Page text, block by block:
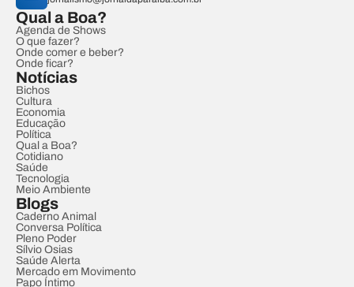
Qual a Boa?
Agenda de Shows
O que fazer?
Onde comer e beber?
Onde ficar?
Notícias
Bichos
Cultura
Economia
Educação
Política
Qual a Boa?
Cotidiano
Saúde
Tecnologia
Meio Ambiente
Blogs
Caderno Animal
Conversa Política
Pleno Poder
Sílvio Osias
Saúde Alerta
Mercado em Movimento
Papo Íntimo